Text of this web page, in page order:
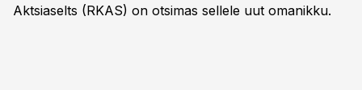
Aktsiaselts (RKAS) on otsimas sellele uut omanikku.